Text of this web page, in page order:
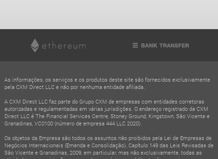
As informações, os serviços e os produtos deste site são fornecidos exclusivamente
pela CXM Direct LLC e não por nenhuma entidade afiliada.
A CXM Direct LLC faz parte do Grupo CXM de empresas com entidades corretoras
autorizadas e regulamentadas em várias jurisdições. O endereço registrado da CXM
Direct LLC é The Financial Services Centre, Stoney Ground, Kingstown, São Vicente e
Granadinas, VC0100 (número de empresa 444 LLC 2020).
Os objetos da Empresa são todos os assuntos não proibidos pela Lei de Empresas de
Negócios Internacionais (Emenda e Consolidação), Capítulo 149 das Leis Revisadas de
São Vicente e Granadinas, 2009, em particular, mas não exclusivamente, todas as